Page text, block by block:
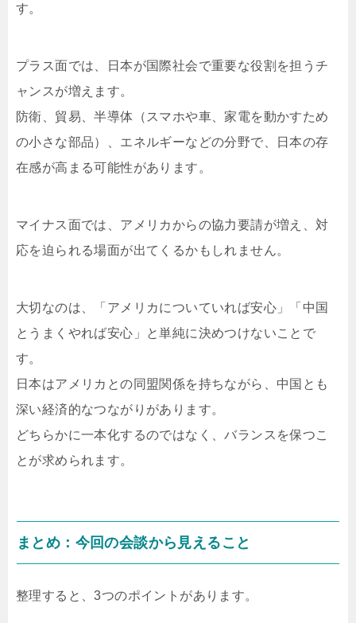
す。
プラス面では、日本が国際社会で重要な役割を担うチ
ャンスが増えます。
防衛、貿易、半導体（スマホや車、家電を動かすため
の小さな部品）、エネルギーなどの分野で、日本の存
在感が高まる可能性があります。
マイナス面では、アメリカからの協力要請が増え、対
応を迫られる場面が出てくるかもしれません。
大切なのは、「アメリカについていれば安心」「中国
とうまくやれば安心」と単純に決めつけないことで
す。
日本はアメリカとの同盟関係を持ちながら、中国とも
深い経済的なつながりがあります。
どちらかに一本化するのではなく、バランスを保つこ
とが求められます。
まとめ：今回の会談から見えること
整理すると、3つのポイントがあります。